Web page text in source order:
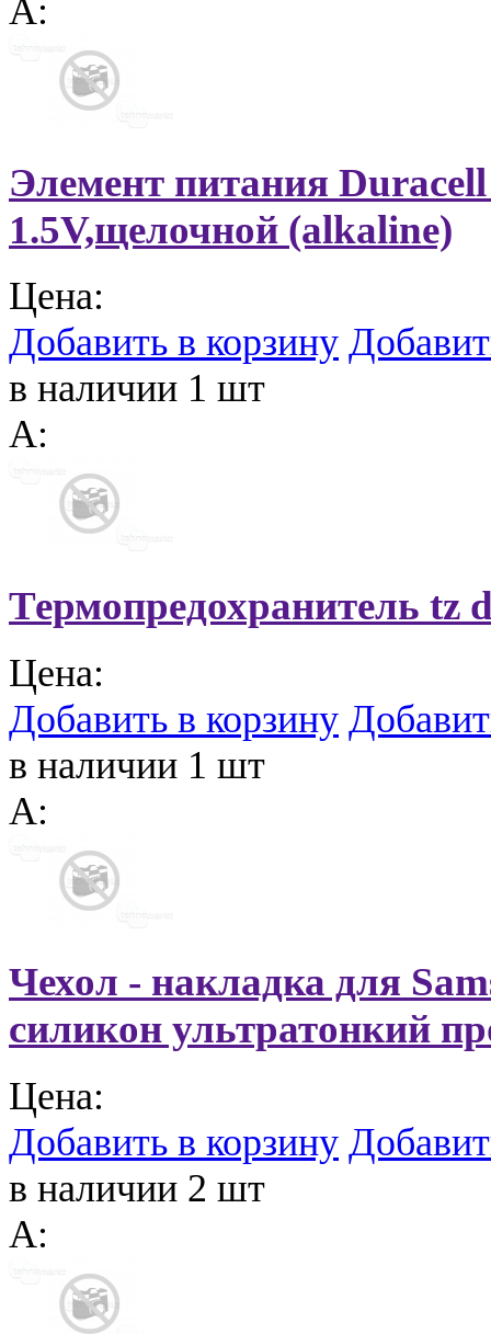
A:
Элемент питания
1.5V,щелочной (alkaline)
Цена:
Добавить в корзину
в наличии 1 шт
A:
Термопредохранитель tz
Цена:
Добавить в корзину
в наличии 1 шт
A:
Чехол - накладка для
силикон ультратонкий
Цена:
Добавить в корзину
в наличии 2 шт
A: